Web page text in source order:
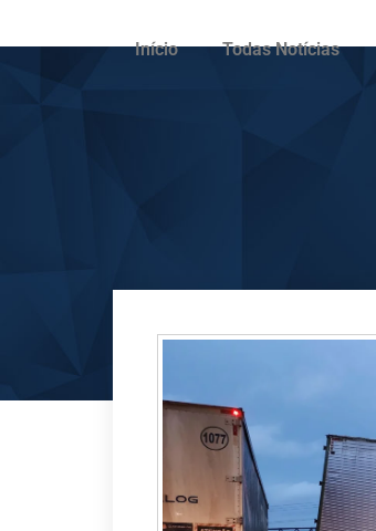
Início Todas Notícias